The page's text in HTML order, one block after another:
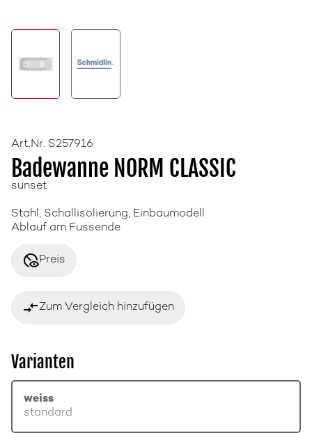
Art.Nr. S257916
Badewanne NORM CLASSIC
sunset
Stahl, Schallisolierung, Einbaumodell
Ablauf am Fussende
disabled_visiblePreis
compare_arrowsZum Vergleich hinzufügen
Varianten
weiss
standard